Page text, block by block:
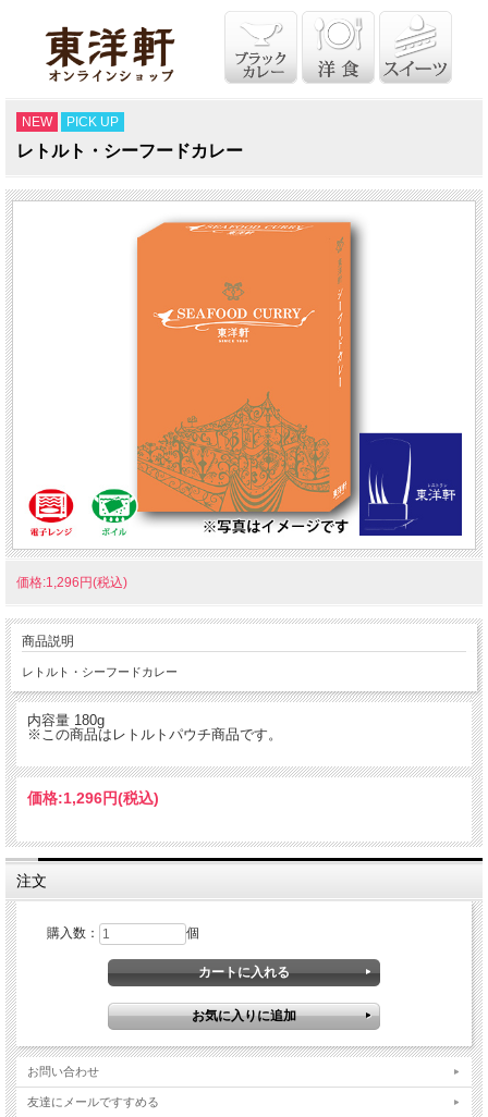
NEW PICK UP
レトルト・シーフードカレー
価格:1,296円(税込)
商品説明
レトルト・シーフードカレー
内容量 180g
※この商品はレトルトパウチ商品です。
価格:1,296円(税込)
注文
購入数： 個
お問い合わせ
友達にメールですすめる